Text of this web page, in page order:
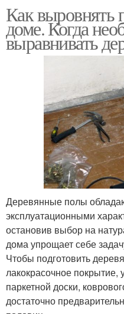
Как выровнять
доме. Когда
выравнивать
Деревянные полы
эксплуатационными
остановив выбор на
дома упрощает себе
Чтобы подготовить
лакокрасочное покрытие,
паркетной доски,
достаточно